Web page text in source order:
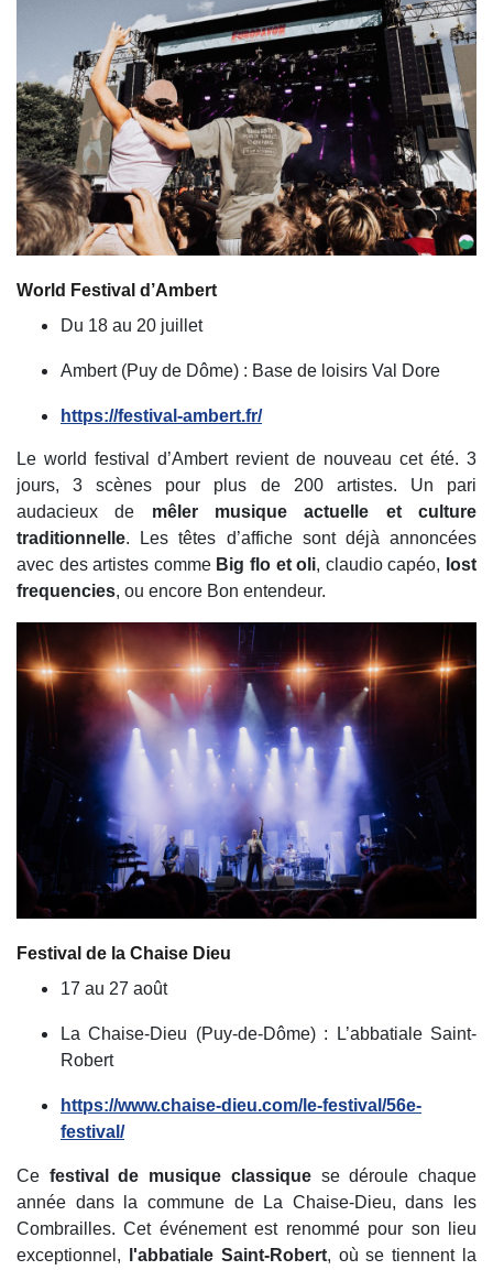
World Festival d’Ambert
Du 18 au 20 juillet
Ambert (Puy de Dôme) : Base de loisirs Val Dore
https://festival-ambert.fr/
Le world festival d’Ambert revient de nouveau cet été. 3
jours, 3 scènes pour plus de 200 artistes. Un pari
audacieux de mêler musique actuelle et culture
traditionnelle. Les têtes d’affiche sont déjà annoncées
avec des artistes comme Big flo et oli, claudio capéo, lost
frequencies, ou encore Bon entendeur.
Festival de la Chaise Dieu
17 au 27 août
La Chaise-Dieu (Puy-de-Dôme) : L’abbatiale Saint-
Robert
https://www.chaise-dieu.com/le-festival/56e-
festival/
Ce festival de musique classiquese déroule chaque
année dans la commune de La Chaise-Dieu, dans les
Combrailles. Cet événement est renommé pour son lieu
exceptionnel, l'abbatiale Saint-Robert, où se tiennent la